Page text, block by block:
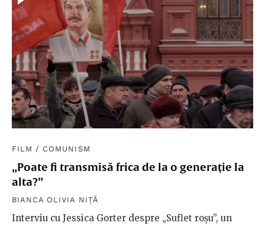
FILM / COMUNISM
„Poate fi transmisă frica de la o generație la
alta?”
BIANCA OLIVIA NIȚĂ
Interviu cu Jessica Gorter despre „Suflet roșu”, un